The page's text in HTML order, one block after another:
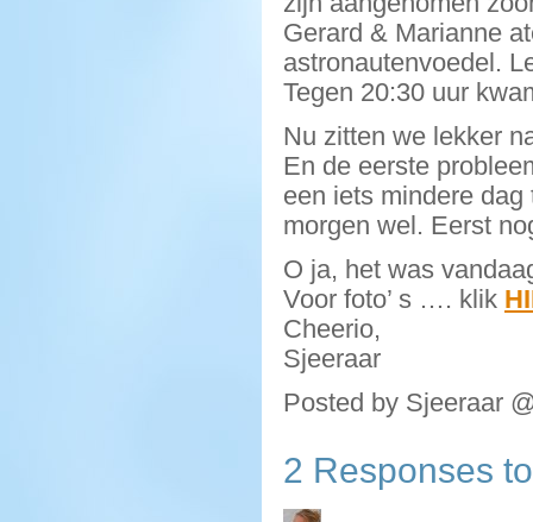
Gerard & Marianne
astronautenvoedel.
Tegen 20:30 uur
Nu zitten we lekker
En de eerste
een iets mindere
morgen wel. Eerst
O ja, het was
Voor foto’ s …. klik
Cheerio,
Sjeeraar
Posted by Sjeeraar
2 Responses